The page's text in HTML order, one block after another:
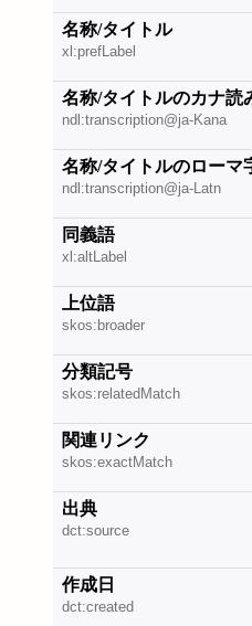
名称/タイトル
xl:prefLabel
名称/タイトルのカナ読
ndl:transcription@ja-Kana
名称/タイトルのローマ
ndl:transcription@ja-Latn
同義語
xl:altLabel
上位語
skos:broader
分類記号
skos:relatedMatch
関連リンク
skos:exactMatch
出典
dct:source
作成日
dct:created